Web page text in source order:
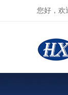
您好，欢